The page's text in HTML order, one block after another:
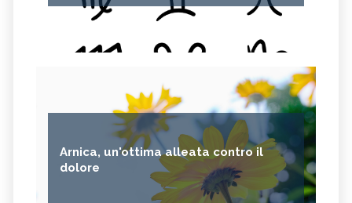
Arnica, un'ottima alleata contro il
dolore